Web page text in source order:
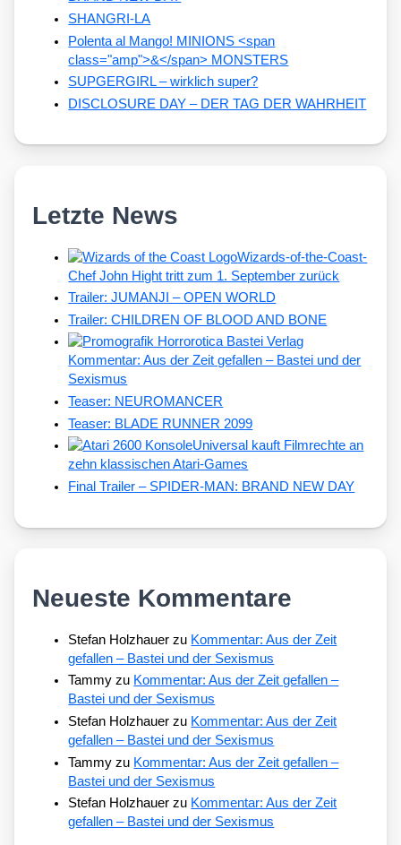
SHANGRI-LA
Polenta al Mango! MINIONS <span
class="amp">&</span> MONSTERS
SUPGERGIRL – wirklich super?
DISCLOSURE DAY – DER TAG DER WAHRHEIT
Letzte News
Wizards-of-the-Coast-
Chef John Hight tritt zum 1. September zurück
Trailer: JUMANJI – OPEN WORLD
Trailer: CHILDREN OF BLOOD AND BONE
Kommentar: Aus der Zeit gefallen – Bastei und der
Sexismus
Teaser: NEUROMANCER
Teaser: BLADE RUNNER 2099
Universal kauft Filmrechte an
zehn klassischen Atari-Games
Final Trailer – SPIDER-MAN: BRAND NEW DAY
Neueste Kommentare
Stefan Holzhauer zu Kommentar: Aus der Zeit
gefallen – Bastei und der Sexismus
Tammy zu Kommentar: Aus der Zeit gefallen –
Bastei und der Sexismus
Stefan Holzhauer zu Kommentar: Aus der Zeit
gefallen – Bastei und der Sexismus
Tammy zu Kommentar: Aus der Zeit gefallen –
Bastei und der Sexismus
Stefan Holzhauer zu Kommentar: Aus der Zeit
gefallen – Bastei und der Sexismus